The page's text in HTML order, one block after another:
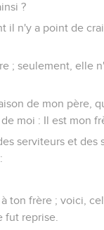
?
il n'y a point de
; seulement, elle
de mon père,
moi : Il est mon
serviteurs et des
ton frère ; voici,
fut reprise.